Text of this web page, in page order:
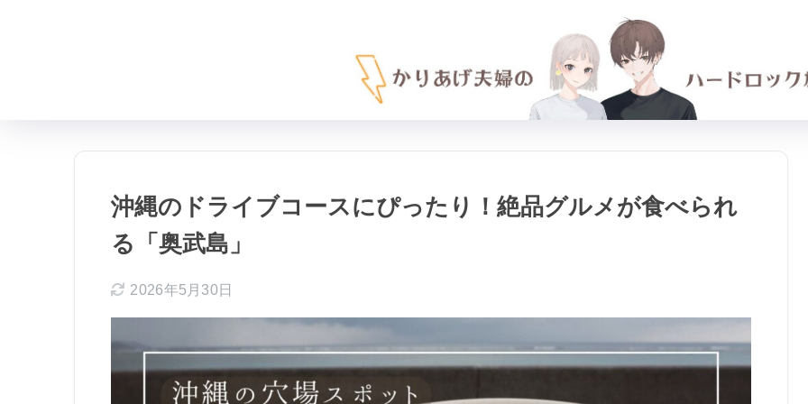
沖縄のドライブコースにぴったり！絶品グルメが食べられ
る「奥武島」
2026年5月30日